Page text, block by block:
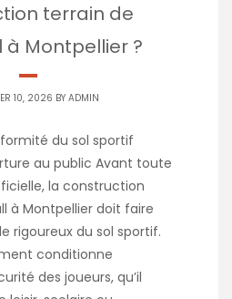
terrain de
à Montpellier ?
10, 2026 BY ADMIN
du sol sportif
au public Avant toute
la construction
à Montpellier doit faire
rigoureux du sol sportif.
conditionne
des joueurs, qu’il